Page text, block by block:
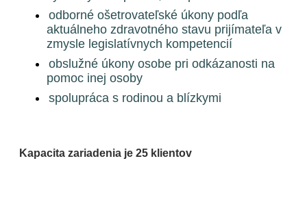
odborné ošetrovateľské úkony podľa
aktuálneho zdravotného stavu prijímateľa v
zmysle legislatívnych kompetencií
obslužné úkony osobe pri odkázanosti na
pomoc inej osoby
spolupráca s rodinou a blízkymi
Kapacita zariadenia je 25 klientov